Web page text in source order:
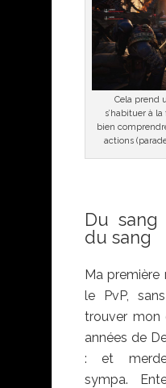
Cela prend
s’habituer à
bien
actions
Du
du sang
Ma première
le PvP,
trouver mon
années de
: et
sympa.